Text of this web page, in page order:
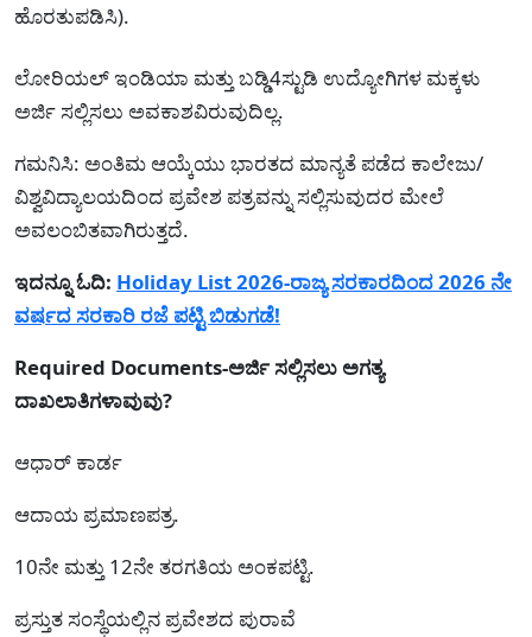
ಹೊರತುಪಡಿಸಿ).
ಲೋರಿಯಲ್ ಇಂಡಿಯಾ ಮತ್ತು ಬಡ್ಡಿ4ಸ್ಟುಡಿ ಉದ್ಯೋಗಿಗಳ ಮಕ್ಕಳು
ಅರ್ಜಿ ಸಲ್ಲಿಸಲು ಅವಕಾಶವಿರುವುದಿಲ್ಲ.
ಗಮನಿಸಿ: ಅಂತಿಮ ಆಯ್ಕೆಯು ಭಾರತದ ಮಾನ್ಯತೆ ಪಡೆದ ಕಾಲೇಜು/
ವಿಶ್ವವಿದ್ಯಾಲಯದಿಂದ ಪ್ರವೇಶ ಪತ್ರವನ್ನು ಸಲ್ಲಿಸುವುದರ ಮೇಲೆ
ಅವಲಂಬಿತವಾಗಿರುತ್ತದೆ.
ಇದನ್ನೂ ಓದಿ: Holiday List 2026-ರಾಜ್ಯ ಸರಕಾರದಿಂದ 2026 ನೇ
ವರ್ಷದ ಸರಕಾರಿ ರಜೆ ಪಟ್ಟಿ ಬಿಡುಗಡೆ!
Required Documents-ಅರ್ಜಿ ಸಲ್ಲಿಸಲು ಅಗತ್ಯ
ದಾಖಲಾತಿಗಳಾವುವು?
ಆಧಾರ್ ಕಾರ್ಡ
ಆದಾಯ ಪ್ರಮಾಣಪತ್ರ.
10ನೇ ಮತ್ತು 12ನೇ ತರಗತಿಯ ಅಂಕಪಟ್ಟಿ.
ಪ್ರಸ್ತುತ ಸಂಸ್ಥೆಯಲ್ಲಿನ ಪ್ರವೇಶದ ಪುರಾವೆ